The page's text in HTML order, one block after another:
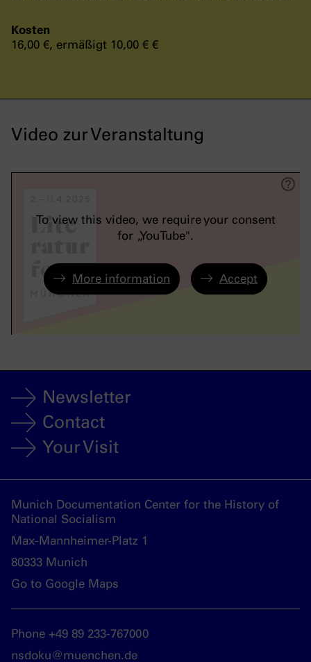
Kosten
16,00 €, ermäßigt 10,00 € €
Video zur Veranstaltung
To view this video, we require your consent
for „YouTube".
More information Accept
Newsletter
Contact
Your Visit
Munich Documentation Center for the History of
National Socialism
Max-Mannheimer-Platz 1
80333 Munich
Go to Google Maps
Phone +49 89 233-767000
nsdoku@muenchen.de